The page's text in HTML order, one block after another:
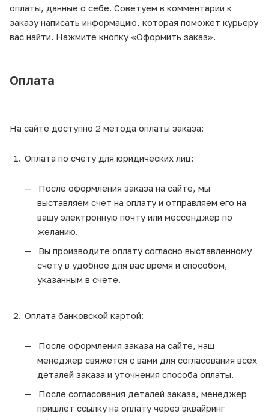
оплаты, данные о себе. Советуем в комментарии к
заказу написать информацию, которая поможет курьеру
вас найти. Нажмите кнопку «Оформить заказ».
Оплата
На сайте доступно 2 метода оплаты заказа:
Оплата по счету для юридических лиц:
После оформления заказа на сайте, мы
выставляем счет на оплату и отправляем его на
вашу электронную почту или мессенджер по
желанию.
Вы производите оплату согласно выставленному
счету в удобное для вас время и способом,
указанным в счете.
Оплата банковской картой:
После оформления заказа на сайте, наш
менеджер свяжется с вами для согласования всех
деталей заказа и уточнения способа оплаты.
После согласования деталей заказа, менеджер
пришлет ссылку на оплату через эквайринг